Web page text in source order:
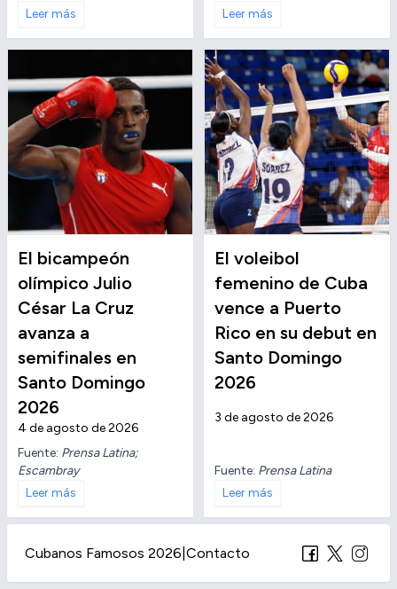
Leer más
Leer más
El bicampeón
olímpico Julio
César La Cruz
avanza a
semifinales en
Santo Domingo
2026
4 de agosto de 2026
Fuente: Prensa Latina;
Escambray
Leer más
El voleibol
femenino de Cuba
vence a Puerto
Rico en su debut en
Santo Domingo
2026
3 de agosto de 2026
Fuente: Prensa Latina
Leer más
Cubanos Famosos 2026 Contacto